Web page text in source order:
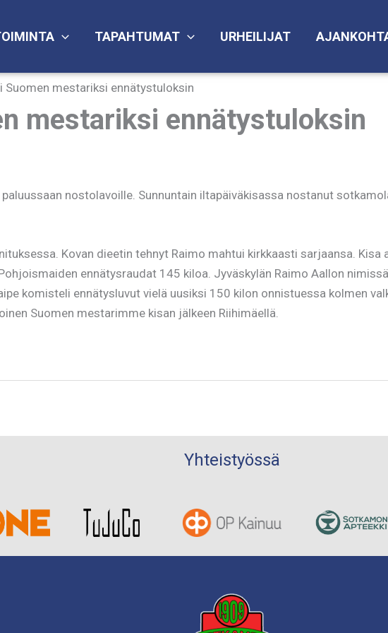
TAPAHTUMAT URHEILIJAT
Suomen mestariksi ennätystuloksin
mestariksi ennätystuloksin
nostolavoille. Sunnuntain iltapäiväkisassa nostanut
Kovan dieetin tehnyt Raimo mahtui kirkkaasti sarjaansa. Kisa
ennätysraudat 145 kiloa. Jyväskylän Raimo Aallon
komisteli ennätysluvut vielä uusiksi 150 kilon onnistuessa kolmen
Suomen mestarimme kisan jälkeen Riihimäellä.
Yhteistyössä